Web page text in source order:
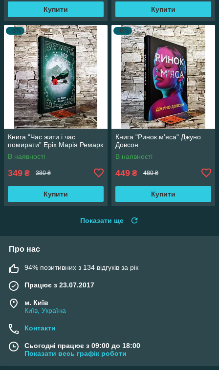
Купити Купити
–8%
Книга "Час жити і час
помирати” Еріх Марія Ремарк
В наявності
349 ₴ 380 ₴
Купити
–6%
Книга "Ринок м’яса" Джуно
Довсон
В наявності
449 ₴ 480 ₴
Купити
Показати ще
Про нас
94% позитивних з 134 відгуків за рік
Працює з 23.07.2017
м. Київ
Київ, Україна
Контакти
Сьогодні працює з 09:00 до 18:00
Показати весь графік роботи